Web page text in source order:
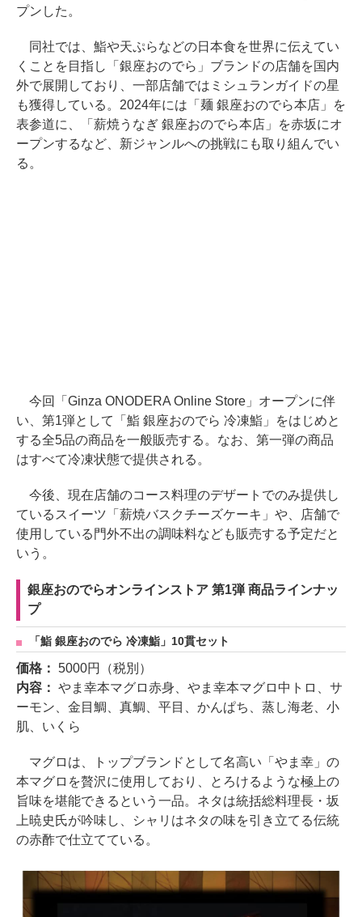
プンした。
同社では、鮨や天ぷらなどの日本食を世界に伝えてい
くことを目指し「銀座おのでら」ブランドの店舗を国内
外で展開しており、一部店舗ではミシュランガイドの星
も獲得している。2024年には「麺 銀座おのでら本店」を
表参道に、「薪焼うなぎ 銀座おのでら本店」を赤坂にオ
ープンするなど、新ジャンルへの挑戦にも取り組んでい
る。
今回「Ginza ONODERA Online Store」オープンに伴
い、第1弾として「鮨 銀座おのでら 冷凍鮨」をはじめと
する全5品の商品を一般販売する。なお、第一弾の商品
はすべて冷凍状態で提供される。
今後、現在店舗のコース料理のデザートでのみ提供し
ているスイーツ「薪焼バスクチーズケーキ」や、店舗で
使用している門外不出の調味料なども販売する予定だと
いう。
銀座おのでらオンラインストア 第1弾 商品ラインナッ
プ
「鮨 銀座おのでら 冷凍鮨」10貫セット
価格： 5000円（税別）
内容： やま幸本マグロ赤身、やま幸本マグロ中トロ、サ
ーモン、金目鯛、真鯛、平目、かんぱち、蒸し海老、小
肌、いくら
マグロは、トップブランドとして名高い「やま幸」の
本マグロを贅沢に使用しており、とろけるような極上の
旨味を堪能できるという一品。ネタは統括総料理長・坂
上暁史氏が吟味し、シャリはネタの味を引き立てる伝統
の赤酢で仕立てている。